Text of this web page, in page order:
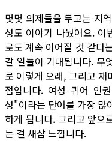
몇몇 의제들을 두고는 지
성도 이야기 나눴어요. 이
로도 계속 이어질 것 같다
갈 일들이 기대됩니다. 무
로 이렇게 오래, 그리고
점입니다. 여성 퀴어 인
성"이라는 단어를 가장 많
하게 됩니다. 그리고 앞으
는 걸 새삼 느낍니다.